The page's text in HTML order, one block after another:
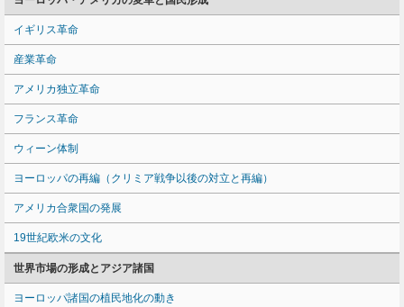
イギリス革命
産業革命
アメリカ独立革命
フランス革命
ウィーン体制
ヨーロッパの再編（クリミア戦争以後の対立と再編）
アメリカ合衆国の発展
19世紀欧米の文化
世界市場の形成とアジア諸国
ヨーロッパ諸国の植民地化の動き